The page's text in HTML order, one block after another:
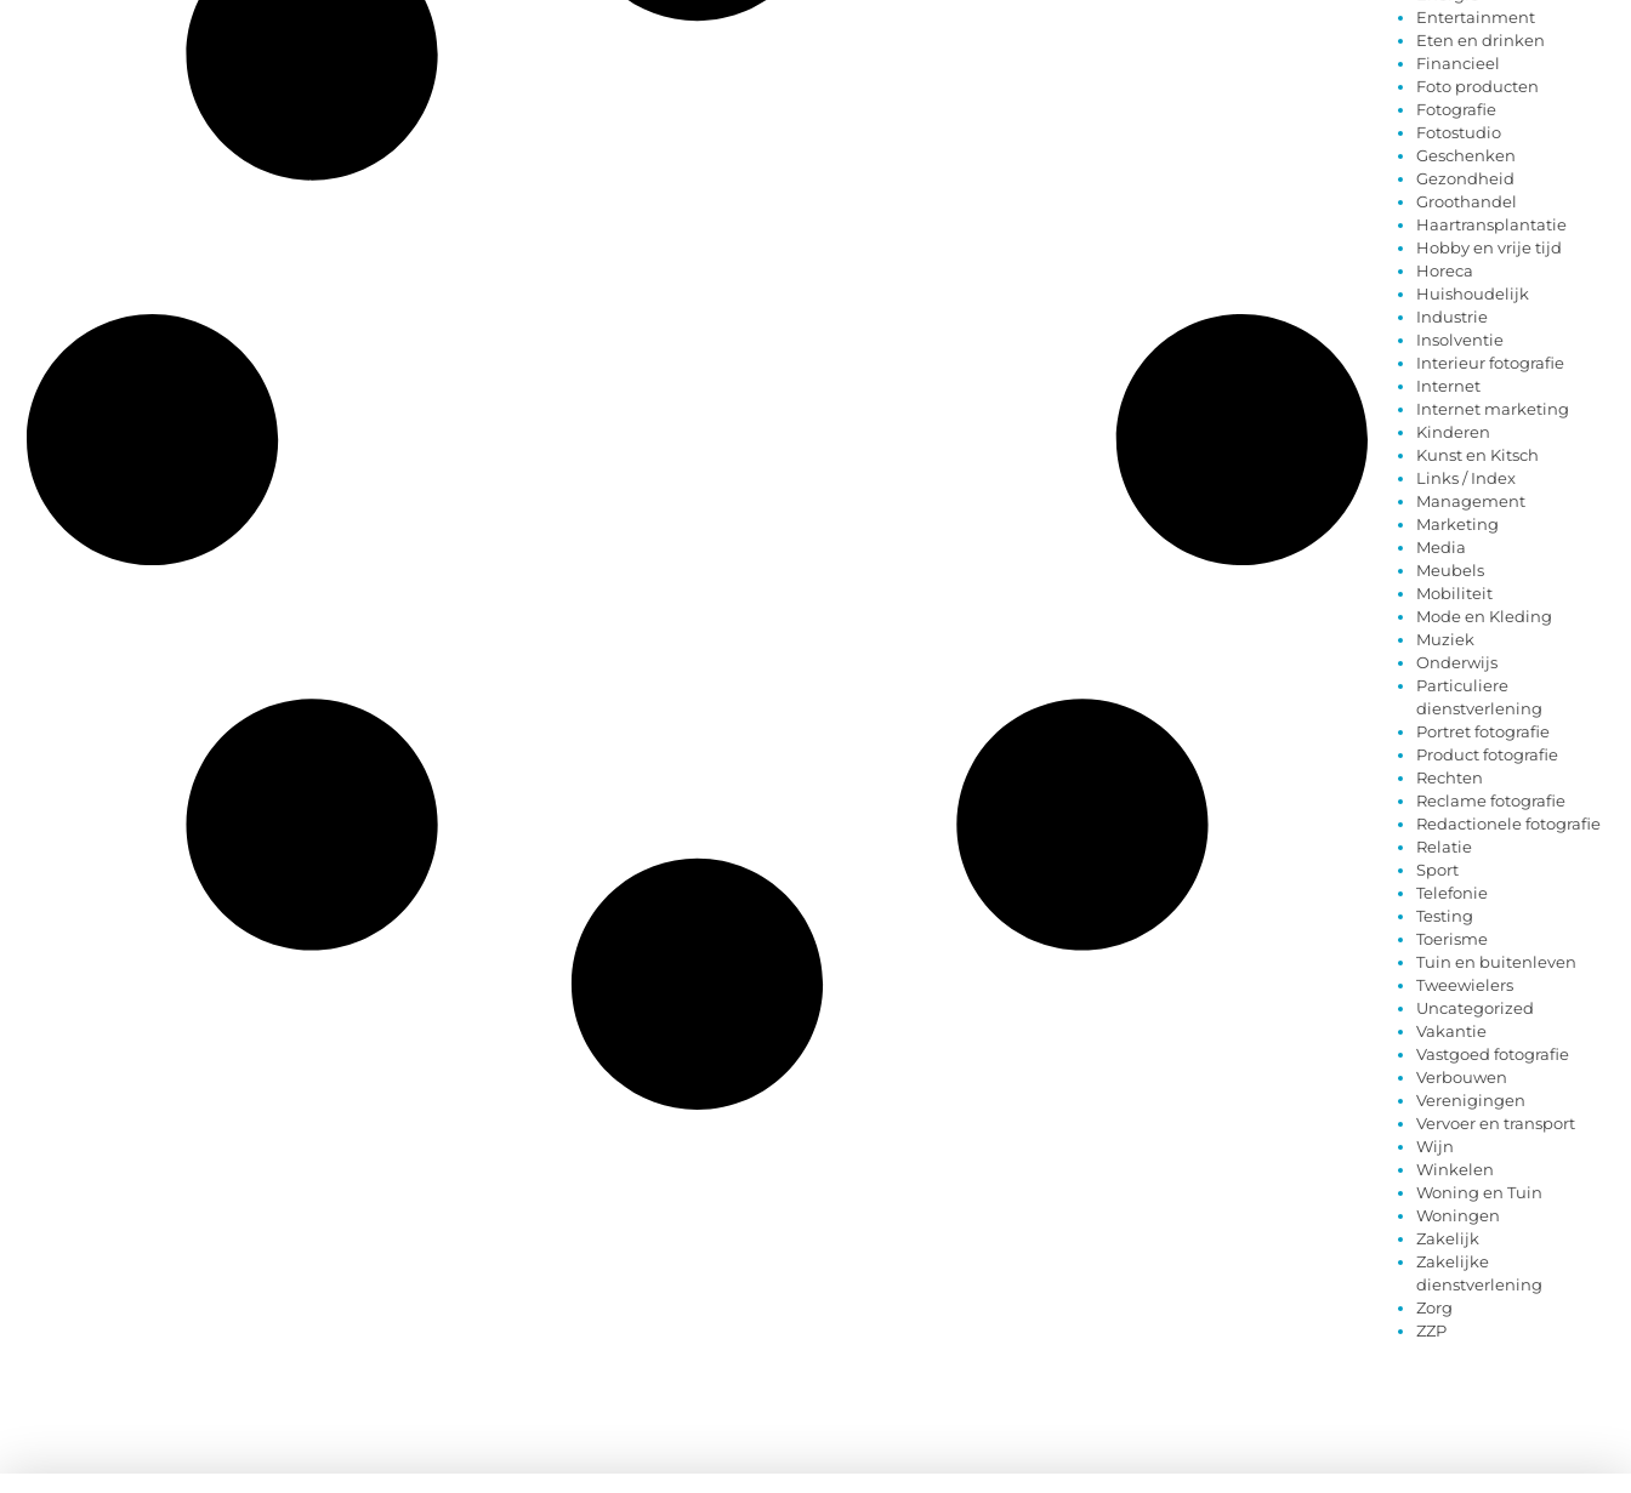
Entertainment
Eten en drinken
Financieel
Foto producten
Fotografie
Fotostudio
Geschenken
Gezondheid
Groothandel
Haartransplantatie
Hobby en vrije tijd
Horeca
Huishoudelijk
Industrie
Insolventie
Interieur fotografie
Internet
Internet marketing
Kinderen
Kunst en Kitsch
Links / Index
Management
Marketing
Media
Meubels
Mobiliteit
Mode en Kleding
Muziek
Onderwijs
Particuliere
dienstverlening
Portret fotografie
Product fotografie
Rechten
Reclame fotografie
Redactionele fotografie
Relatie
Sport
Telefonie
Testing
Toerisme
Tuin en buitenleven
Tweewielers
Uncategorized
Vakantie
Vastgoed fotografie
Verbouwen
Verenigingen
Vervoer en transport
Wijn
Winkelen
Woning en Tuin
Woningen
Zakelijk
Zakelijke
dienstverlening
Zorg
ZZP